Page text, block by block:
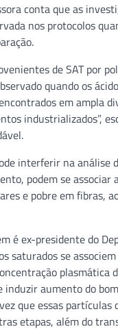
conta que as
nos protocolos
de SAT por
quando os
em ampla
industrializados”,
interferir na análise
podem se
e pobre em fibras,
é ex-presidente do
saturados se
plasmática
induzir aumento do
que essas
etapas, além do